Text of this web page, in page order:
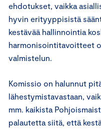
ehdotukset, vaikka
hyvin erityyppisistä
kestävää hallinnointia
harmonisointitavoitteet
valmistelun.
Komissio on halunnut
lähestymistavastaan,
mm. kaikista
palautetta siitä, että